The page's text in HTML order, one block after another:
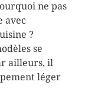
ne pas
avec
?
se
ailleurs, il
léger